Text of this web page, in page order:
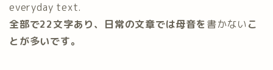
everyday text.
全部で22文字あり、日常の文章では母音を書かないこ
とが多いです。